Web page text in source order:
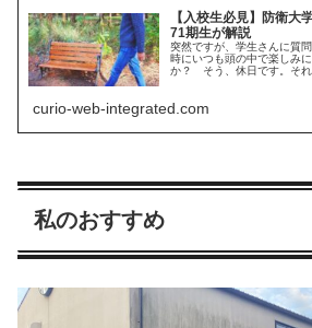
【入校生必見】防衛大
71期生が解説
突然ですが、学生さんに質
時にいつも頭の中で楽しみ
か？ そう、休日です。それ
curio-web-integrated.com
私のおすすめ